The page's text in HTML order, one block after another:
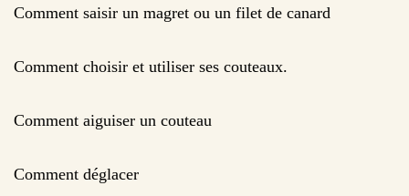
Comment saisir un magret ou un filet de canard
Comment choisir et utiliser ses couteaux.
Comment aiguiser un couteau
Comment déglacer